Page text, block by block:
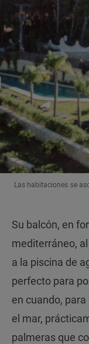
Las habitaciones se
Su balcón, en
mediterráneo,
a la piscina de
perfecto para
en cuando,
el mar,
palmeras que